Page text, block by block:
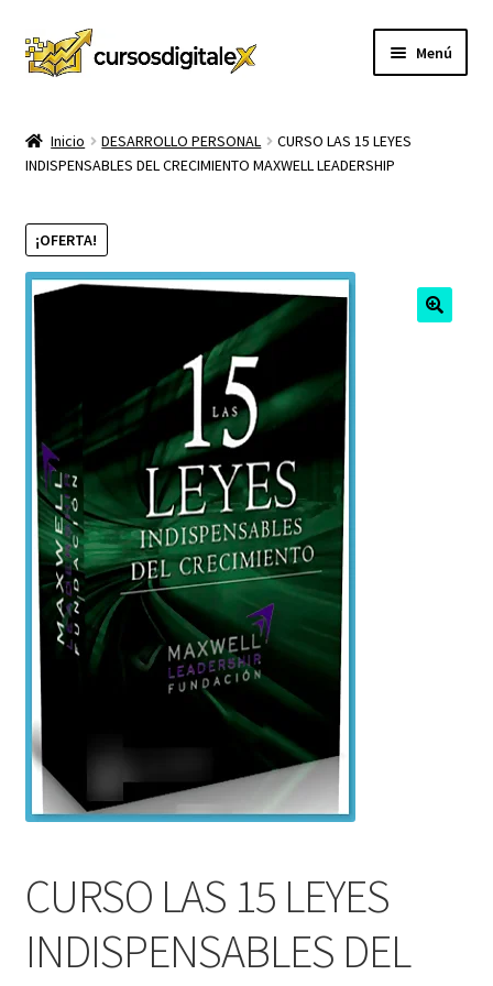
Ir
a
Ir
al
Menú
TIENDA
CURSOS
hijo
MEMBRESIA
MI CUENTA
CARRITO
CONTACTO
Inicio DESARROLLO PERSONAL
CURSO LAS 15 LEYES
INDISPENSABLES DEL CRECIMIENTO MAXWELL LEADERSHIP
¡OFERTA!
CURSO LAS 15 LEYES
INDISPENSABLES DEL